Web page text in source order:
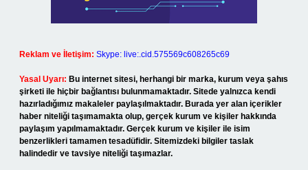
Reklam ve İletişim: Skype: live:.cid.575569c608265c69
Yasal Uyarı: Bu internet sitesi, herhangi bir marka, kurum veya şahıs
şirketi ile hiçbir bağlantısı bulunmamaktadır. Sitede yalnızca kendi
hazırladığımız makaleler paylaşılmaktadır. Burada yer alan içerikler
haber niteliği taşımamakta olup, gerçek kurum ve kişiler hakkında
paylaşım yapılmamaktadır. Gerçek kurum ve kişiler ile isim
benzerlikleri tamamen tesadüfidir. Sitemizdeki bilgiler taslak
halindedir ve tavsiye niteliği taşımazlar.